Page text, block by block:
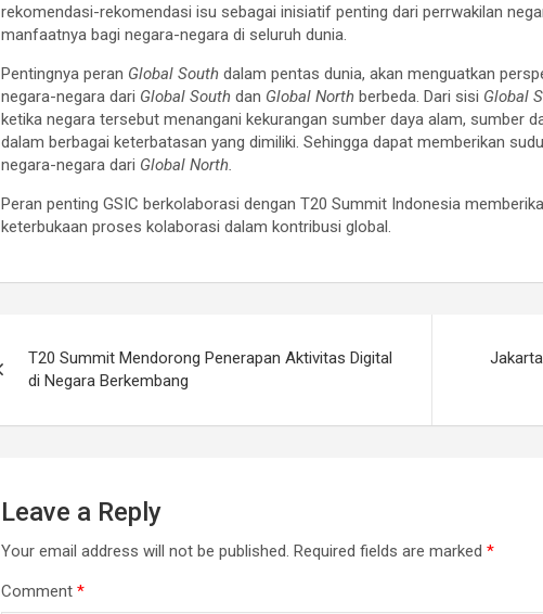
rekomendasi-rekomendasi isu sebagai inisiatif penting dari perrwakilan
manfaatnya bagi negara-negara di seluruh dunia.
Pentingnya peran Global Southdalam pentas dunia, akan menguatkan
negara-negara dari Global Southdan Global Northberbeda. Dari sisi Global
ketika negara tersebut menangani kekurangan sumber daya alam, sumber
dalam berbagai keterbatasan yang dimiliki. Sehingga dapat memberikan
negara-negara dari Global North.
Peran penting GSIC berkolaborasi dengan T20 Summit Indonesia
keterbukaan proses kolaborasi dalam kontribusi global.
T20 Summit Mendorong Penerapan Aktivitas Digital
di Negara Berkembang
Leave a Reply
Your email address will not be published. Required fields are marked*
Comment*